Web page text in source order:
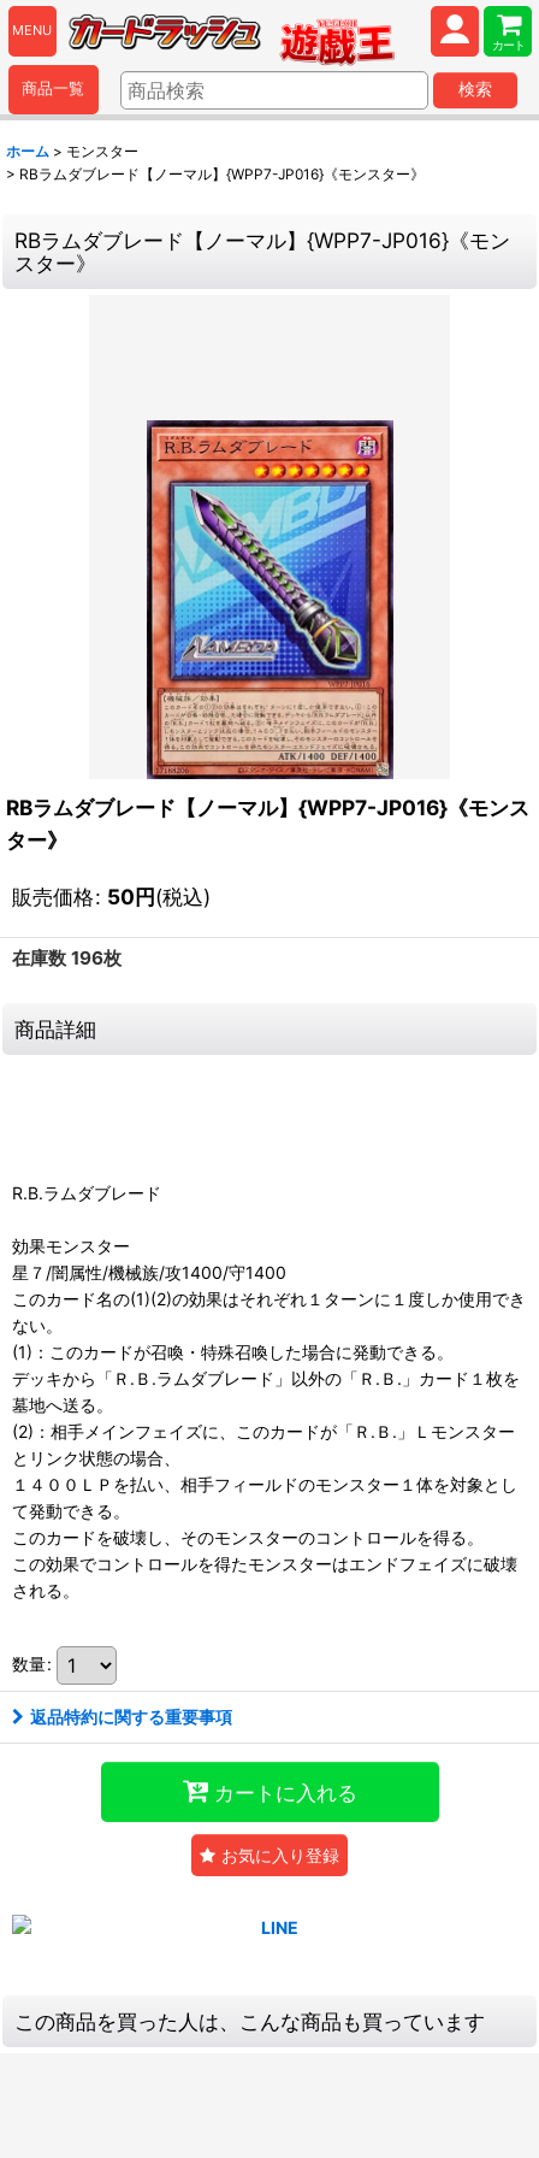
MENU
カート
商品一覧 検索
ホーム > モンスター
> RBラムダブレード【ノーマル】{WPP7-JP016}《モンスター》
RBラムダブレード【ノーマル】{WPP7-JP016}《モン
スター》
RBラムダブレード【ノーマル】{WPP7-JP016}《モンス
ター》
販売価格: 50円(税込)
在庫数 196枚
商品詳細
R.B.ラムダブレード
効果モンスター
星７/闇属性/機械族/攻1400/守1400
このカード名の(1)(2)の効果はそれぞれ１ターンに１度しか使用でき
ない。
(1)：このカードが召喚・特殊召喚した場合に発動できる。
デッキから「Ｒ.Ｂ.ラムダブレード」以外の「Ｒ.Ｂ.」カード１枚を
墓地へ送る。
(2)：相手メインフェイズに、このカードが「Ｒ.Ｂ.」Ｌモンスター
とリンク状態の場合、
１４００ＬＰを払い、相手フィールドのモンスター１体を対象とし
て発動できる。
このカードを破壊し、そのモンスターのコントロールを得る。
この効果でコントロールを得たモンスターはエンドフェイズに破壊
される。
数量:
返品特約に関する重要事項
カートに入れる
お気に入り登録
この商品を買った人は、こんな商品も買っています